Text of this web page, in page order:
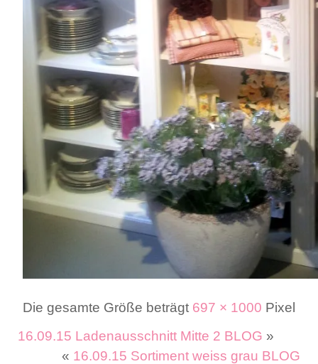
Die gesamte Größe beträgt 697 × 1000 Pixel
16.09.15 Ladenausschnitt Mitte 2 BLOG »
« 16.09.15 Sortiment weiss grau BLOG